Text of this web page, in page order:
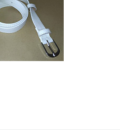
Недоступно